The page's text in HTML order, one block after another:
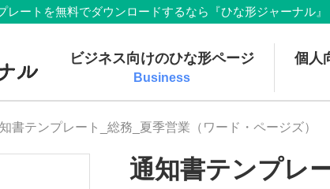
レートを無料でダウンロードするなら『ひな形ジャーナル
料
テ
ン
ビジネス向けのひな形ページ
Business
個人
書テンプレート_総務_夏季営業（ワード・ページズ）
通知書テンプレ